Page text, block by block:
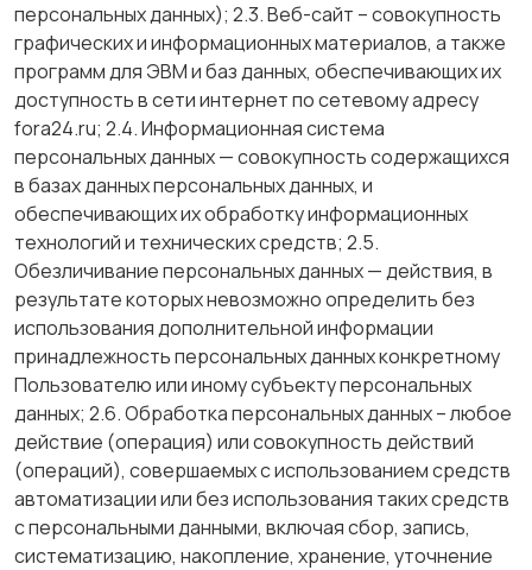
персональных данных); 2.3. Веб-сайт – совокупность
графических и информационных материалов, а также
программ для ЭВМ и баз данных, обеспечивающих их
доступность в сети интернет по сетевому адресу
fora24.ru; 2.4. Информационная система
персональных данных — совокупность содержащихся
в базах данных персональных данных, и
обеспечивающих их обработку информационных
технологий и технических средств; 2.5.
Обезличивание персональных данных — действия, в
результате которых невозможно определить без
использования дополнительной информации
принадлежность персональных данных конкретному
Пользователю или иному субъекту персональных
данных; 2.6. Обработка персональных данных – любое
действие (операция) или совокупность действий
(операций), совершаемых с использованием средств
автоматизации или без использования таких средств
с персональными данными, включая сбор, запись,
систематизацию, накопление, хранение, уточнение